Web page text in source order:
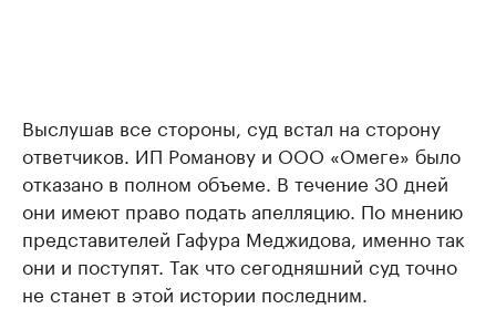
Выслушав все стороны, суд встал на сторону
ответчиков. ИП Романову и ООО «Омеге» было
отказано в полном объеме. В течение 30 дней
они имеют право подать апелляцию. По мнению
представителей Гафура Меджидова, именно так
они и поступят. Так что сегодняшний суд точно
не станет в этой истории последним.